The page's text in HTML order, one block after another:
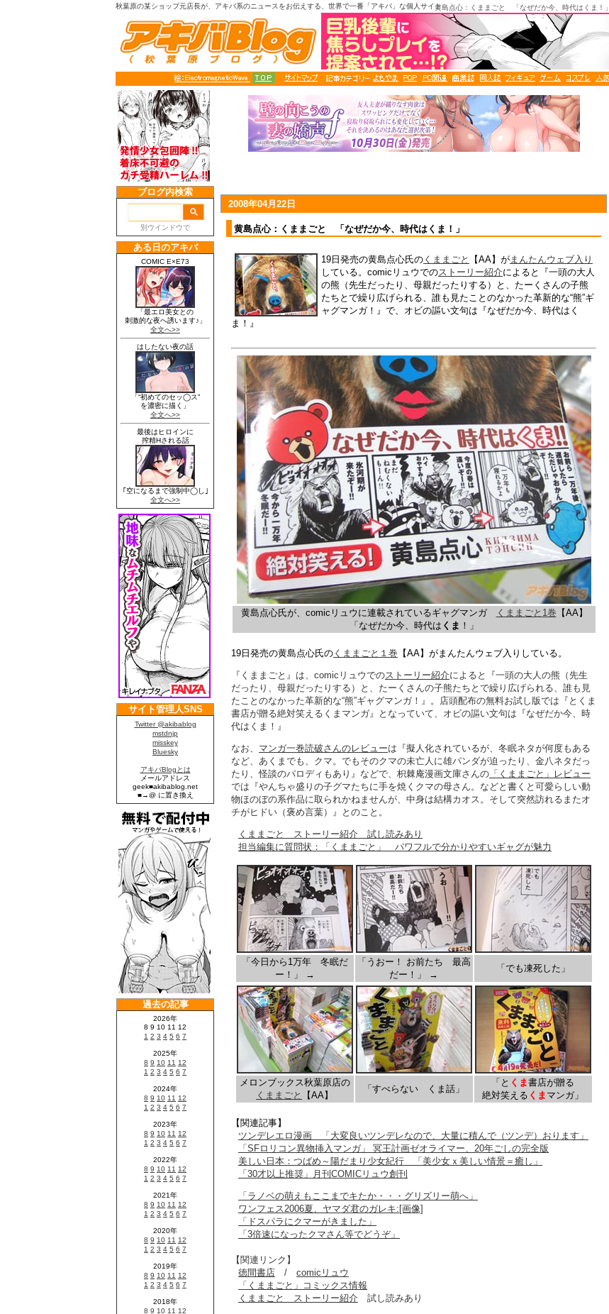
黄島点心：くままごと 「なぜだか今、時代はくま！」
秋葉原の某ショップ元店長が、アキバ系のニュースをお伝えする、世界で一番「アキバ」な個人サイト
2008年04月22日
黄島点心：くままごと 「なぜだか今、時代はくま！」
19日発売の黄島点心氏の くままごと 【AA】がまんたんウェブ入り
している。comicリュウでのストーリー紹介によると『一頭の大人
の熊（先生だったり、母親だったりする）と、たーくさんの子熊
たちとで繰り広げられる、誰も見たことのなかった革新的な“熊”ギ
ャグマンガ！』で、オビの謳い文句は『なぜだか今、時代はく
ま！』
黄島点心氏が、comicリュウに連載されているギャグマンガ くままごと1巻 【AA】
「なぜだか今、時代は くま ！」
19日発売の黄島点心氏の くままごと１巻 【AA】がまんたんウェブ入りしている。
『くままごと』は、comicリュウでのストーリー紹介によると『一頭の大人の熊（先生
だったり、母親だったりする）と、たーくさんの子熊たちとで繰り広げられる、誰も見
たことのなかった革新的な“熊”ギャグマンガ！』。店頭配布の無料お試し版では『とくま
書店が贈る絶対笑えるくまマンガ』となっていて、オビの謳い文句は『なぜだか今、時
代はくま！』
なお、 マンガ一巻読破さんのレビューは『擬人化されているが、冬眠ネタが何度もある
など、あくまでも、クマ。でもそのクマの未亡人に雄パンダが迫ったり、金八ネタだっ
たり、怪談のパロディもあり』などで、枳棘庵漫画文庫さんの 「くままごと」レビュー
では『やんちゃ盛りの子グマたちに手を焼くクマの母さん。などと書くと可愛らしい動
物ほのぼの系作品に取られかねませんが、中身は結構カオス。そして突然訪れるまたオ
チがヒドい（褒め言葉）』とのこと。
くままごと ストーリー紹介 試し読みあり
担当編集に質問状：「くままごと」 パワフルで分かりやすいギャグが魅力
「今日から1万年 冬眠だ
ー！」 →
「うおー！ お前たち 最高
だー！」 →
「でも凍死した」
メロンブックス秋葉原店の
くままごと
【AA】
「すべらない くま話」
「と くま書店が贈る
絶対笑える くま マンガ」
【関連記事】
ツンデレエロ漫画 「大変良いツンデレなので、大量に積んで（ツンデ）おります」
「SFロリコン異物挿入マンガ」 冥王計画ゼオライマー、20年ごしの完全版
美しい日本：つばめ～陽だまり少女紀行 「美少女ｘ美しい情景＝癒し」
「30才以上推奨」月刊COMICリュウ創刊
「ラノベの萌えもここまでキたか・・・グリズリー萌へ」
ワンフェス2006夏、ヤマダ君のガレキ:[画像]
「ドスパラにクマーがきました」
「3倍速になったクマさん等でどうぞ」
【関連リンク】
徳間書店 / comicリュウ
「くままごと」コミックス情報
くままごと ストーリー紹介 試し読みあり